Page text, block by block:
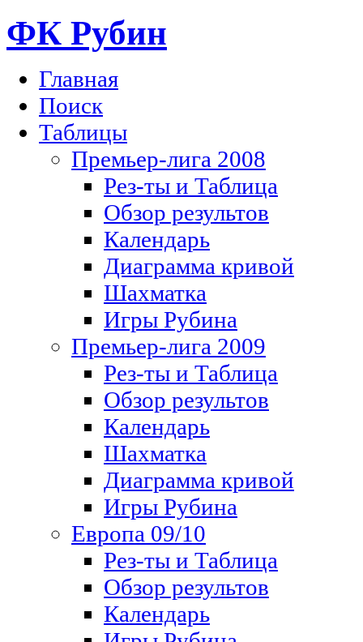
ФК Рубин
Главная
Поиск
Таблицы
Премьер-лига 2008
Рез-ты и Таблица
Обзор результов
Календарь
Диаграмма кривой
Шахматка
Игры Рубина
Премьер-лига 2009
Рез-ты и Таблица
Обзор результов
Календарь
Шахматка
Диаграмма кривой
Игры Рубина
Европа 09/10
Рез-ты и Таблица
Обзор результов
Календарь